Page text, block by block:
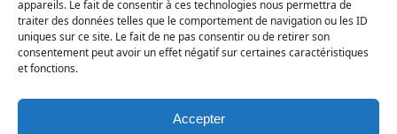
appareils. Le fait de consentir à ces technologies nous permettra de
traiter des données telles que le comportement de navigation ou les ID
uniques sur ce site. Le fait de ne pas consentir ou de retirer son
consentement peut avoir un effet négatif sur certaines caractéristiques
et fonctions.
Accepter
Sélectionner une ou plusieurs listes :
Abonnés à la newsletter